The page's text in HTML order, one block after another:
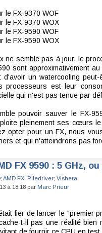
le FX-9370 WOF
le FX-9370 WOX
le FX-9590 WOF
le FX-9590 WOX
ne semble pas à jour, le
sont approximativement
d'avoir un watercooling
processeurs est leur
qui n'est pas tenue par
pouvoir sauver le FX-
pleinement ses cœurs
opter pour un FX, nous
et qui n'atteindrons pas
FX 9590 : 5 GHz,
; AMD FX; Piledriver; Vishera;
à 18:18 par Marc Prieur
fier de lancer le "premier
t-il pas une réalité bien